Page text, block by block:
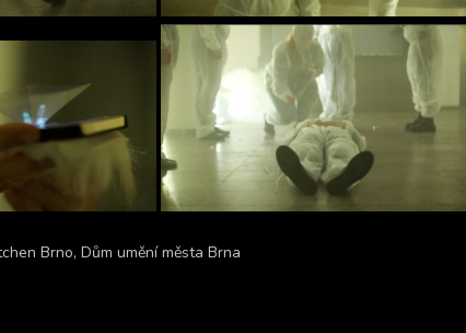
Brno, Dům umění města Brna